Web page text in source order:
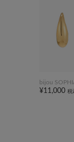
bijou
¥11,000 税